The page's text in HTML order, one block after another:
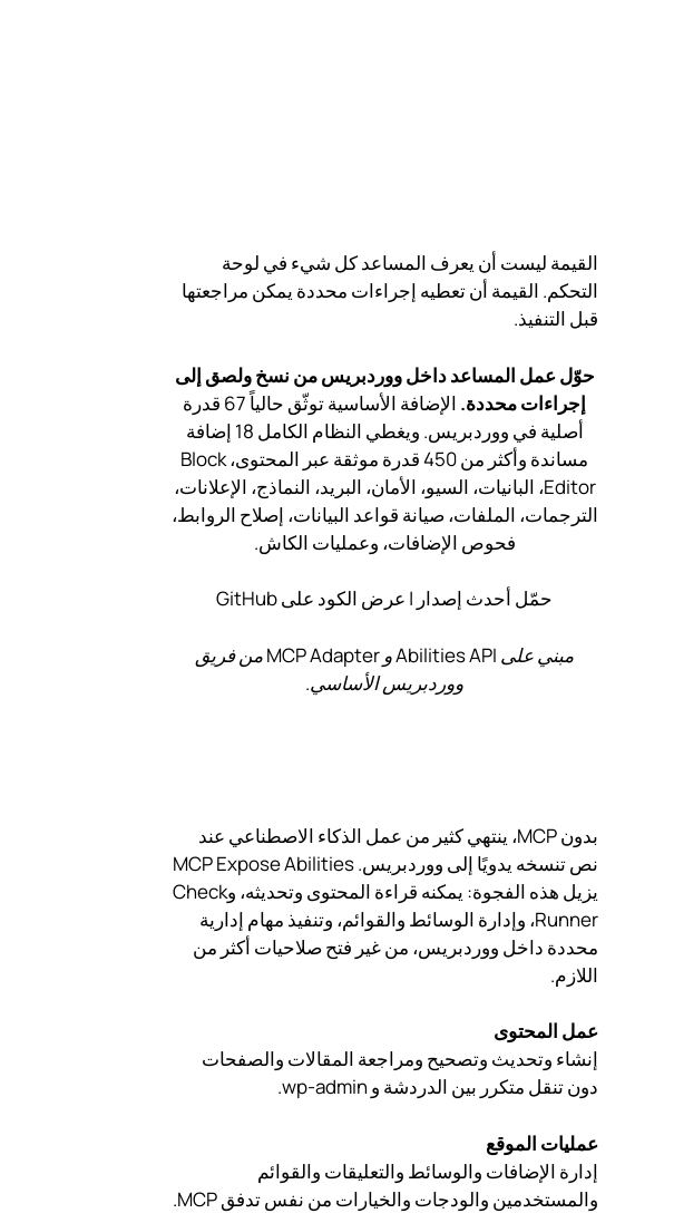
القيمة ليست أن يعرف المساعد كل شيء في لوحة
التحكم. القيمة أن تعطيه إجراءات محددة يمكن مراجعتها
قبل التنفيذ.
حوّل عمل المساعد داخل ووردبريس من نسخ ولصق إلى
إجراءات محددة.
الإضافة الأساسية توثّق حالياً 67 قدرة
أصلية في ووردبريس. ويغطي النظام الكامل 18 إضافة
مساندة وأكثر من 450 قدرة موثقة عبر المحتوى، Block
Editor، البانيات، السيو، الأمان، البريد، النماذج، الإعلانات،
الترجمات، الملفات، صيانة قواعد البيانات، إصلاح الروابط،
فحوص الإضافات، وعمليات الكاش.
حمّل أحدث إصدار | عرض الكود على GitHub
مبني على Abilities API و MCP Adapter من فريق
ووردبريس الأساسي.
بدون MCP، ينتهي كثير من عمل الذكاء الاصطناعي عند
نص تنسخه يدويًا إلى ووردبريس. MCP Expose Abilities
يزيل هذه الفجوة: يمكنه قراءة المحتوى وتحديثه، وCheck
Runner، وإدارة الوسائط والقوائم، وتنفيذ مهام إدارية
محددة داخل ووردبريس، من غير فتح صلاحيات أكثر من
اللازم.
عمل المحتوى
إنشاء وتحديث وتصحيح ومراجعة المقالات والصفحات
دون تنقل متكرر بين الدردشة و wp-admin.
عمليات الموقع
إدارة الإضافات والوسائط والتعليقات والقوائم
والمستخدمين والودجات والخيارات من نفس تدفق MCP.